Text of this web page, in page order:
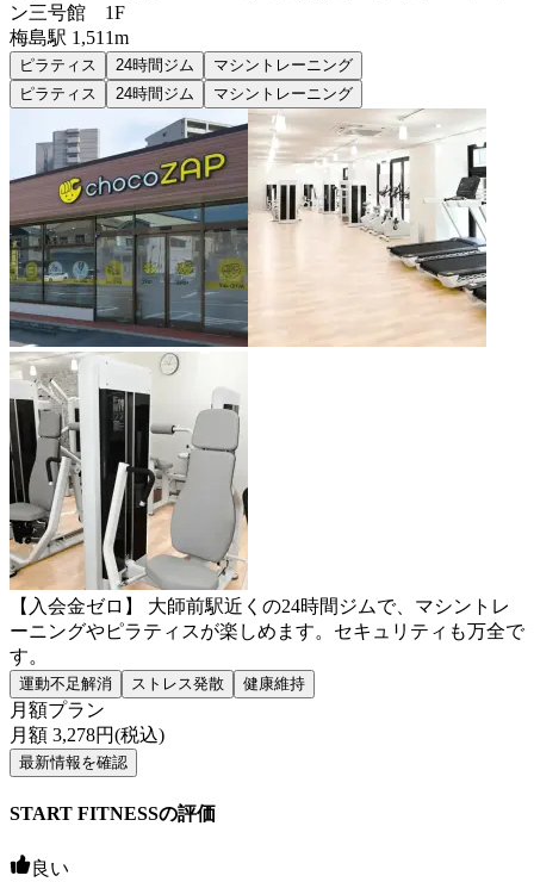
ン三号館 1F
梅島駅 1,511m
ピラティス 24時間ジム
マシントレーニング
ピラティス
24時間ジム マシントレーニング
【入会金ゼロ】 大師前駅近くの24時間ジムで、マシントレ
ーニングやピラティスが楽しめます。セキュリティも万全で
す。
運動不足解消 ストレス発散 健康維持
月額プラン
月額 3,278円(税込)
最新情報を確認
START FITNESSの評価
良い